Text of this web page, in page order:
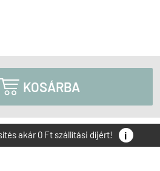
 KOSÁRBA
akár 0 Ft szállítási díjért! i